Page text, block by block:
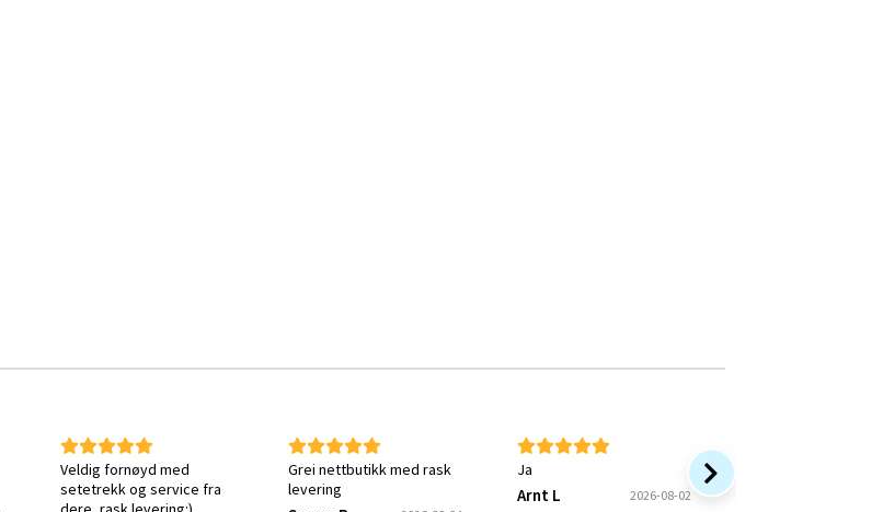
Veldig fornøyd med
setetrekk og service fra
Grei nettbutikk med rask
levering
Ja
Arnt L 2026-08-02